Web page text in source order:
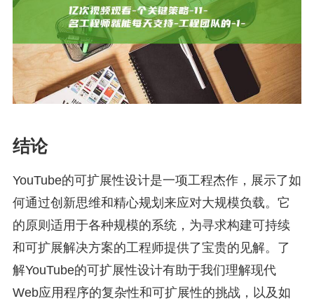
结论
YouTube的可扩展性设计是一项工程杰作，展示了如
何通过创新思维和精心规划来应对大规模负载。它
的原则适用于各种规模的系统，为寻求构建可持续
和可扩展解决方案的工程师提供了宝贵的见解。了
解YouTube的可扩展性设计有助于我们理解现代
Web应用程序的复杂性和可扩展性的挑战，以及如